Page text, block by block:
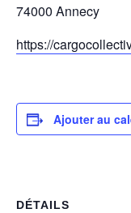
74000 Annecy
https://
Ajouter au
DÉTAILS